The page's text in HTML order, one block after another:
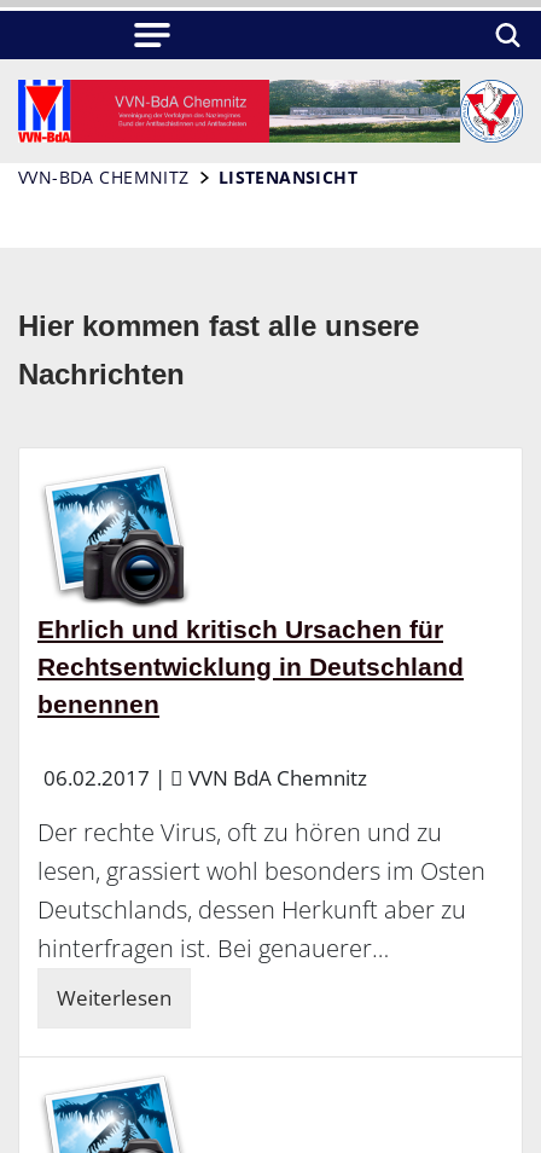
VVN-BDA CHEMNITZ LISTENANSICHT
Hier kommen fast alle unsere
Nachrichten
Ehrlich und kritisch Ursachen für
Rechtsentwicklung in Deutschland
benennen
06.02.2017 | VVN BdA Chemnitz
Der rechte Virus, oft zu hören und zu
lesen, grassiert wohl besonders im Osten
Deutschlands, dessen Herkunft aber zu
hinterfragen ist. Bei genauerer…
Weiterlesen